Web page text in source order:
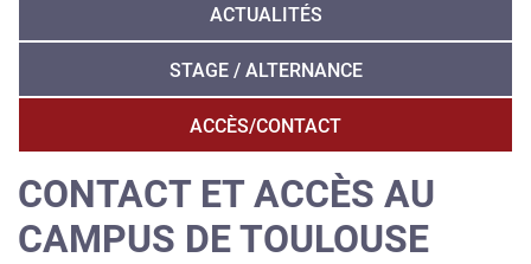
ACTUALITÉS
STAGE / ALTERNANCE
ACCÈS/CONTACT
CONTACT ET ACCÈS AU
CAMPUS DE TOULOUSE